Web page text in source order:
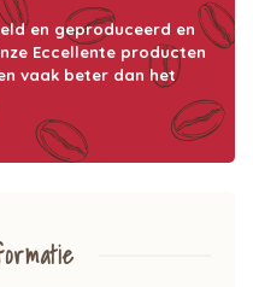
en geproduceerd en
Eccellente producten
vaak beter dan het